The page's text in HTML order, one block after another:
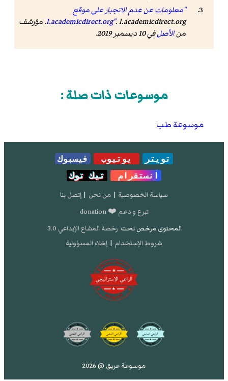
"معلومات عن عدم الانجبار على موقع
l.academicdirect.org". l.academicdirect.org. مؤرشف
منالأصلفي 10 ديسمبر 2019.
موسوعات ذات صلة :
موسوعة طب
تويتر يوتيوب
فيسبوك
انستقرام
تيك توك
سياسة الخصوصية | من نحن | إتصل بنا
تبرع و دعم ❤️ donation
المحتوى مرخص تحت رخصة المشاع الإبداعي 3.0
شروط الإستخدام | إخلاء المسؤولية
موسوعة عريق @ 2026